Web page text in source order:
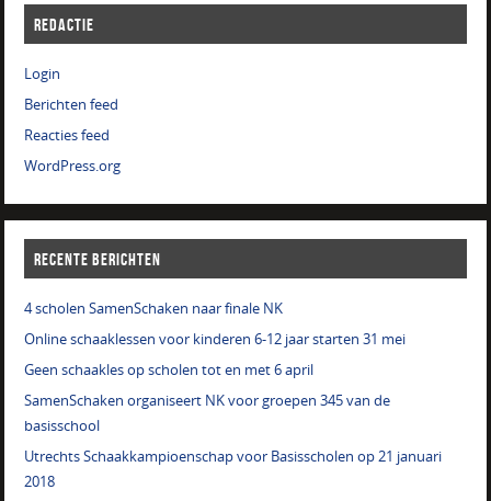
REDACTIE
Login
Berichten feed
Reacties feed
WordPress.org
RECENTE BERICHTEN
4 scholen SamenSchaken naar finale NK
Online schaaklessen voor kinderen 6-12 jaar starten 31 mei
Geen schaakles op scholen tot en met 6 april
SamenSchaken organiseert NK voor groepen 345 van de
basisschool
Utrechts Schaakkampioenschap voor Basisscholen op 21 januari
2018